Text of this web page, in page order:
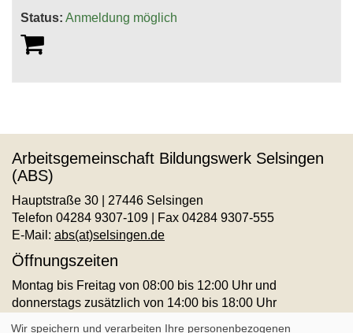
Status: Anmeldung möglich
Arbeitsgemeinschaft Bildungswerk Selsingen
(ABS)
Hauptstraße 30 | 27446 Selsingen
Telefon 04284 9307-109 | Fax 04284 9307-555
E-Mail: abs(at)selsingen.de
Öffnungszeiten
Montag bis Freitag von 08:00 bis 12:00 Uhr und
donnerstags zusätzlich von 14:00 bis 18:00 Uhr
AGB
Impressum Datenschutz Widerruf
Wir speichern und verarbeiten Ihre personenbezogenen